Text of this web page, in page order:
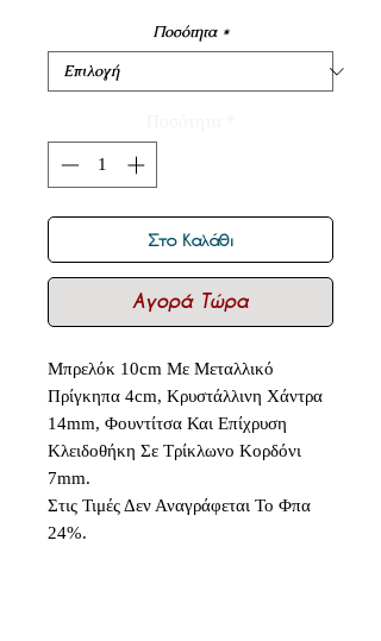
Ποσότητα *
Στο Καλάθι
Αγορά Τώρα
Μπρελόκ 10cm Με Μεταλλικό
Πρίγκηπα 4cm, Κρυστάλλινη Χάντρα
14mm, Φουντίτσα Και Επίχρυση
Κλειδοθήκη Σε Τρίκλωνο Κορδόνι
7mm.
Στις Τιμές Δεν Αναγράφεται Το Φπα
24%.